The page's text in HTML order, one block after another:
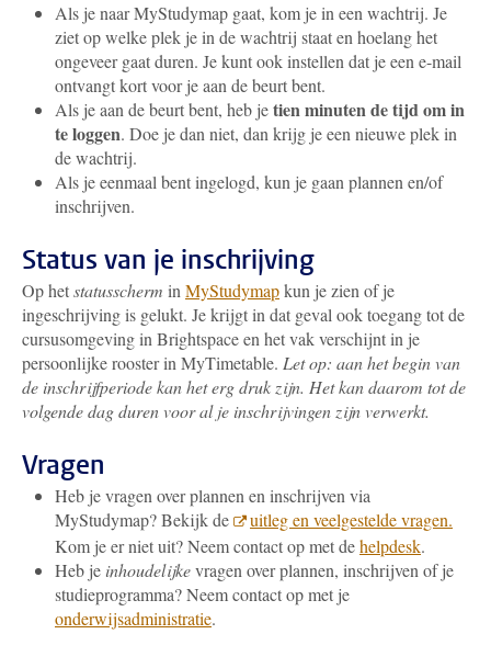
Als je naar MyStudymap gaat, kom je in een wachtrij. Je
ziet op welke plek je in de wachtrij staat en hoelang het
ongeveer gaat duren. Je kunt ook instellen dat je een e-mail
ontvangt kort voor je aan de beurt bent.
Als je aan de beurt bent, heb jetien minuten de tijdom in
te loggen. Doe je dan niet, dan krijg je een nieuwe plek in
de wachtrij.
Als je eenmaal bent ingelogd, kun je gaan plannen en/of
inschrijven.
Status van je inschrijving
Op hetstatusscherm in MyStudymapkun je zien of je
ingeschrijving is gelukt. Je krijgt in dat geval ook toegang tot de
cursusomgeving in Brightspace en het vak verschijnt in je
persoonlijke rooster in MyTimetable. Let op: aan het begin van
de inschrijfperiode kan het erg druk zijn. Het kan daarom tot de
volgende dag duren voor al je inschrijvingen zijn verwerkt.
Vragen
Heb je vragen over plannen en inschrijven via
MyStudymap? Bekijk de
uitleg en veelgestelde vragen.
Kom je er niet uit? Neem contact op met dehelpdesk.
Heb je inhoudelijkevragen over plannen, inschrijven of je
studieprogramma? Neem contact op met je
onderwijsadministratie.